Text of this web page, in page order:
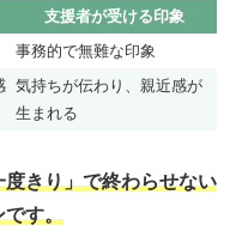
支援者が受ける印象
事務的で無難な印象
気持ちが伝わり、親近感が
生まれる
きり」で終わらせない
です。